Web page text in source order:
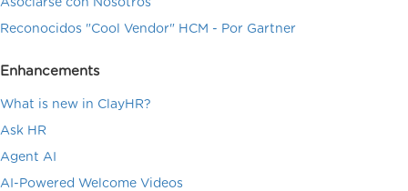
Reconocidos "Cool Vendor" HCM - Por Gartner
Enhancements
What is new in ClayHR?
Ask HR
Agent AI
AI-Powered Welcome Videos